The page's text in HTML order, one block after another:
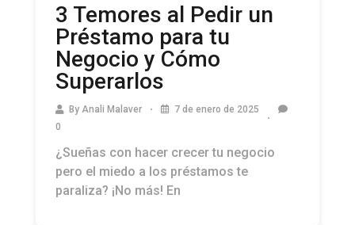
3 Temores al Pedir un
Préstamo para tu
Negocio y Cómo
Superarlos
By Anali Malaver
7 de enero de 2025
0
¿Sueñas con hacer crecer tu negocio
pero el miedo a los préstamos te
paraliza? ¡No más! En